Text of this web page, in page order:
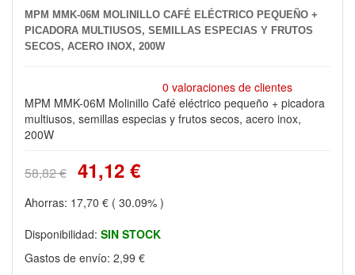
MPM MMK-06M MOLINILLO CAFÉ ELÉCTRICO PEQUEÑO +
PICADORA MULTIUSOS, SEMILLAS ESPECIAS Y FRUTOS
SECOS, ACERO INOX, 200W
0 valoraciones de clientes
MPM MMK-06M Molinillo Café eléctrico pequeño + picadora
multiusos, semillas especias y frutos secos, acero inox,
200W
58,82 € 41,12 €
Ahorras: 17,70 € ( 30.09% )
Disponibilidad: SIN STOCK
Gastos de envío: 2,99 €